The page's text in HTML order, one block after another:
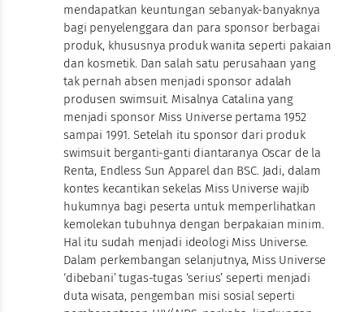
mendapatkan keuntungan sebanyak-banyaknya
bagi penyelenggara dan para sponsor berbagai
produk, khususnya produk wanita seperti pakaian
dan kosmetik. Dan salah satu perusahaan yang
tak pernah absen menjadi sponsor adalah
produsen swimsuit. Misalnya Catalina yang
menjadi sponsor Miss Universe pertama 1952
sampai 1991. Setelah itu sponsor dari produk
swimsuit berganti-ganti diantaranya Oscar de la
Renta, Endless Sun Apparel dan BSC. Jadi, dalam
kontes kecantikan sekelas Miss Universe wajib
hukumnya bagi peserta untuk memperlihatkan
kemolekan tubuhnya dengan berpakaian minim.
Hal itu sudah menjadi ideologi Miss Universe.
Dalam perkembangan selanjutnya, Miss Universe
‘dibebani’ tugas-tugas ‘serius’ seperti menjadi
duta wisata, pengemban misi sosial seperti